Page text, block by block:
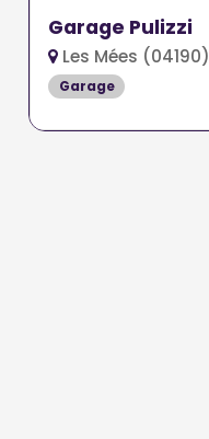
Garage Pulizzi
Les Mées (04190)
Garage